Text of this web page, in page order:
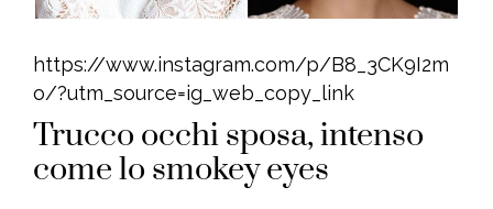
https://www.instagram.com/p/B8_3CK9I2m
o/?utm_source=ig_web_copy_link
Trucco occhi sposa, intenso
come lo smokey eyes